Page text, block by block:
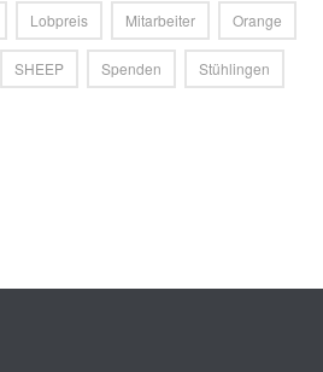
Lobpreis Mitarbeiter Orange
SHEEP Spenden Stühlingen